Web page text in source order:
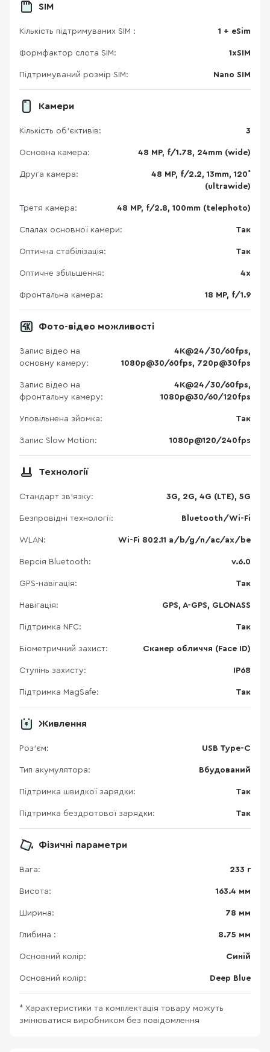
SIM
Кількість підтримуваних SIM : 1 + eSim
Формфактор слота SIM: 1xSIM
Підтримуваний розмір SIM: Nano SIM
Камери
Кількість об'єктивів: 3
Основна камера: 48 MP, f/1.78, 24mm (wide)
Друга камера:
48 MP, f/2.2, 13mm, 120˚
(ultrawide)
Третя камера: 48 MP, f/2.8, 100mm (telephoto)
Спалах основної камери: Так
Оптична стабілізація: Так
Оптичне збільшення: 4x
Фронтальна камера: 18 MP, f/1.9
Фото-відео можливості
Запис відео на
основну камеру:
4K@24/30/60fps,
1080p@30/60fps, 720p@30fps
Запис відео на
фронтальну камеру:
4K@24/30/60fps,
1080p@30/60/120fps
Уповільнена зйомка: Так
Запис Slow Motion: 1080p@120/240fps
Технології
Стандарт зв'язку: 3G, 2G, 4G (LTE), 5G
Безпровідні технології: Bluetooth/Wi-Fi
WLAN: Wi-Fi 802.11 a/b/g/n/ac/ax/be
Версія Bluetooth: v.6.0
GPS-навігація: Так
Навігація: GPS, A-GPS, GLONASS
Підтримка NFC: Так
Біометричний захист: Сканер обличчя (Face ID)
Ступінь захисту: IP68
Підтримка MagSafe: Так
Живлення
Роз'єм: USB Type-C
Тип акумулятора: Вбудований
Підтримка швидкої зарядки: Так
Підтримка бездротової зарядки: Так
Фізичні параметри
Вага: 233 г
Висота: 163.4 мм
Ширина: 78 мм
Глибина : 8.75 мм
Основний колір: Синій
Основний колір: Deep Blue
* Характеристики та комплектація товару можуть
змінюватися виробником без повідомлення